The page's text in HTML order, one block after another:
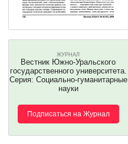
ЖУРНАЛ
Вестник Южно-Уральского
государственного университета.
Серия: Социально-гуманитарные
науки
Подписаться на Журнал